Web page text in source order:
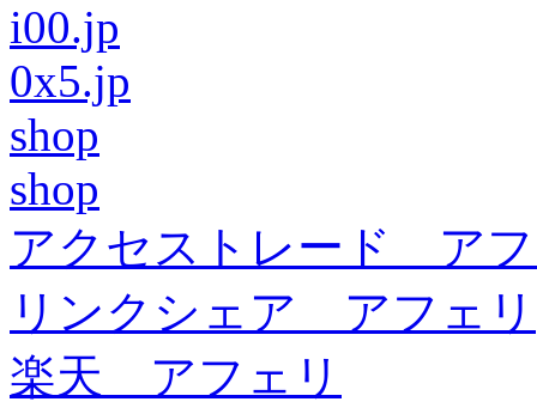
i00.jp
0x5.jp
shop
shop
アクセストレード ア
リンクシェア アフェリ
楽天 アフェリ